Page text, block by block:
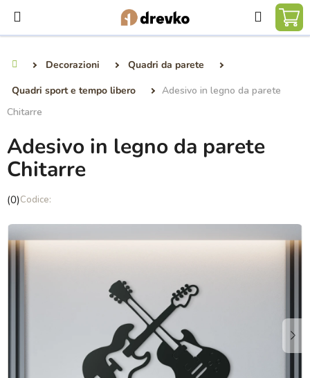
contenuto
Ricerca
Decorazioni
Quadri da parete
Quadri sport e tempo libero
Adesivo in legno da parete
Chitarre
Adesivo in legno da parete
Chitarre
La
media
del
prodotto
(0)